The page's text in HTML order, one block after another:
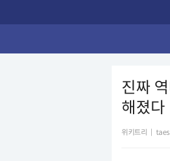
진짜
해졌다
위키트리